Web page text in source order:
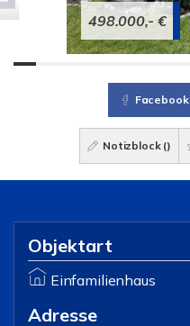
498.000,- €
Facebook
Notizblock ()
Objektart
Einfamilienhaus
Adresse